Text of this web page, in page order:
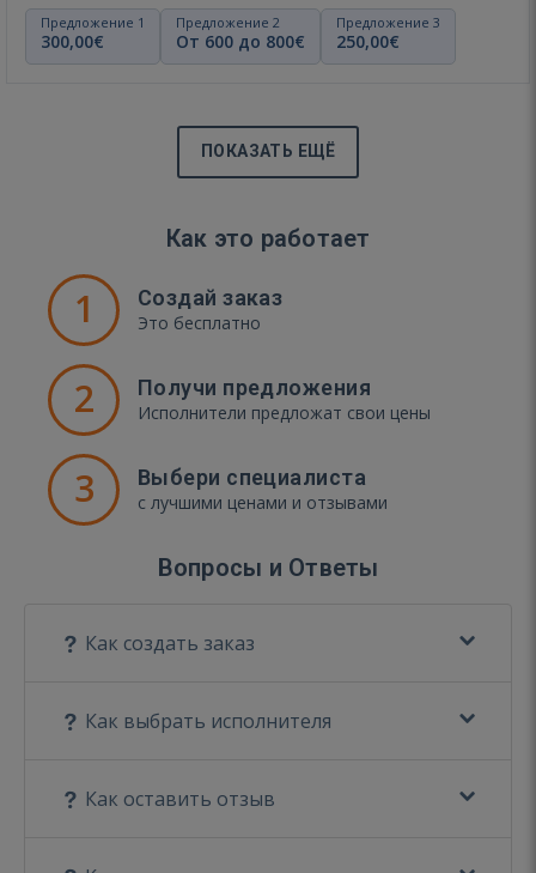
Предложение 1
300,00€
Предложение 2
От 600 до 800€
Предложение 3
250,00€
ПОКАЗАТЬ ЕЩЁ
Как это работает
1 Создай заказ
Это бесплатно
2 Получи предложения
Исполнители предложат свои цены
3 Выбери специалиста
с лучшими ценами и отзывами
Вопросы и Ответы
Как создать заказ
Как выбрать исполнителя
Как оставить отзыв